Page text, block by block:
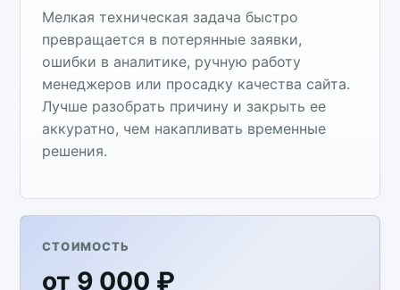
Мелкая техническая задача быстро
превращается в потерянные заявки,
ошибки в аналитике, ручную работу
менеджеров или просадку качества сайта.
Лучше разобрать причину и закрыть ее
аккуратно, чем накапливать временные
решения.
СТОИМОСТЬ
от 9 000 ₽